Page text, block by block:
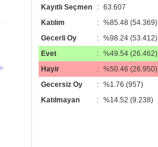
Kayıtlı Seçmen
: 63.607
Katılım
: %85.48 (54.369)
Gecerli Oy
: %98.24 (53.412)
Evet
: %49.54 (26.462)
Hayir
: %50.46 (26.950)
Gecersiz Oy
: %1.76 (957)
Katılmayan
: %14.52 (9.238)